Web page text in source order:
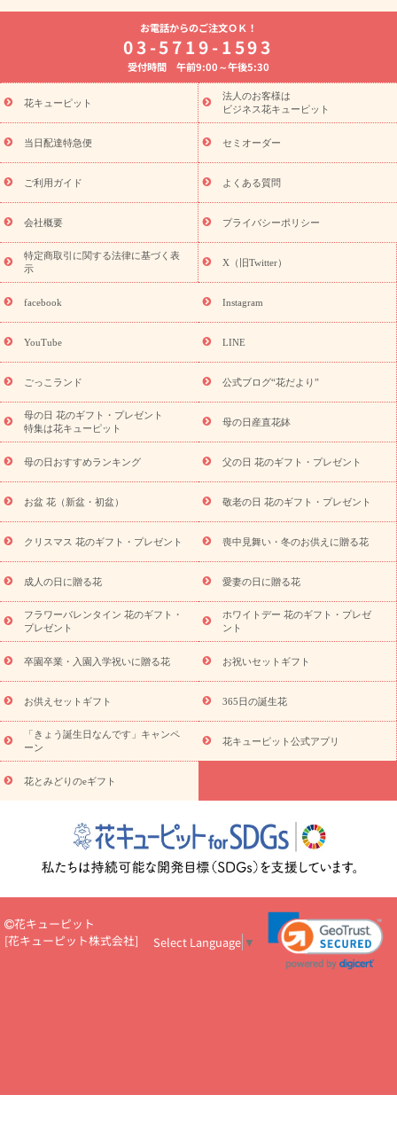
よく贈られる花
お祝いの花特集
誕生日フラワーギフト特集
8月の誕生花(トルコキキョウ)
開店・開業祝い
お供え・お悔やみ お供え・お悔やみの花
通夜・葬儀に贈る花 胡蝶蘭・花鉢
ーブドフラワー
季節のイベント
ひまわり ギフト・プレゼント
特集
お盆 花（新盆・初盆） 季節のイベント
お盆 花（新
盆・初盆）
お盆 花（新盆・初盆）
お盆・お供え 花とセットギ
フト
お盆・お供え プリザーブドフラワー
ひまわり ギフト・プ
レゼント特集
夏の花贈り・お中元・暑中見舞い 花のギフト特集
敬老の日におくる花ギフト・プレゼント特集
花ギフト・プレゼント特集
敬老の日 花のおすすめランキング
敬
老の日 花鉢植えのギフト・プレゼント特集
敬老の日 花とセットギ
フト・プレゼント特集
敬老の日の花 全てのギフト一覧
キャン
ペーン
映画『ウォーターガーディアンズ』コラボキャンペーン
「きょう誕生日なんです」キャンペーン
誕生日の花を探す
誕生日フラワーギフト 誕生日フラワーギフト特集
(トルコキキョウ)
9月の誕生花(リンドウ)
ら探す
お祝いの花特集 当日配達特急便 お祝い商品一覧
念日
結婚祝い 出産祝い 退院祝い・快気祝い
寿祝い
プチギフト ペットのお祝いフラワー
供え・お悔やみ商品一覧
お供え・お悔やみの花
四十九日法要以
お供え プリザーブドフラワー
ペットのお供えフラワー
お盆（新
盆・初盆）
その他 お祝い返し お見舞い
お取り寄せギフト
ビジネス用
ご自宅用 観葉植物 ミディ胡蝶蘭
プリザーブ
ドフラワー
スタイルから探す アレンジメント 花束
スタ
ンド花
お祝い お供え・お悔やみ 胡蝶蘭 胡蝶蘭・花鉢
ディ胡蝶蘭・お祝い
ミディ胡蝶蘭・お供え
世界初の青色胡蝶蘭
観葉植物
観葉植物 産直多肉植物
プリザーブドフラワー
お祝い
お供え・お悔やみ 花とセットギフト
セミオーダー
プチギフト（hanamore -ハナモア-）
花とみどりのeギフト
キューピットのeGfit
カラー ピンク イエローオレンジ
レッ
ド
お花の種類 トルコキキョウ
お祝い お祝い・3000円～ お祝い・4000円～
お祝い・
5000円～
お祝い・7000円～ お祝い・ 10000円～
お供え・お
悔やみ
円～
お供え・お悔やみ・
読み物
いのマナー
定年退職祝いのマナー
お祝いを贈るときのマナー・
花キューピットのお祝いコラム一覧
誕生日のお花を「色
彩心理学」で選ぶ方法
結婚祝いの予算相場
出産祝いお役立ち情
ール
新築引っ越し祝いコラム お祝い花のマナー総まとめ
職
場上司や先輩へ贈るお祝い花の正解は？
開店祝いの花 選び方ガイ
あり)
花キューピット×専門家
CO2排出量削減 / SDGsを考える
お電話からのご注文ＯＫ！
03-5719-1593
受付時間 午前9:00～午後5:30
花キューピット
法人のお客様は
ビジネス花キューピット
当日配達特急便 セミオーダー
ご利用ガイド よくある質問
会社概要 プライバシーポリシー
特定商取引に関する法律に基づく表
示
X（旧Twitter）
facebook Instagram
YouTube LINE
ごっこランド 公式ブログ“花だより”
母の日 花のギフト・プレゼント
特集は花キューピット
母の日産直花鉢
母の日おすすめランキング 父の日 花のギフト・プレゼント
お盆 花（新盆・初盆） 敬老の日 花のギフト・プレゼント
クリスマス 花のギフト・プレゼント 喪中見舞い・冬のお供えに贈る花
成人の日に贈る花 愛妻の日に贈る花
フラワーバレンタイン 花のギフト・
プレゼント
ホワイトデー 花のギフト・プレゼ
ント
卒園卒業・入園入学祝いに贈る花 お祝いセットギフト
お供えセットギフト 365日の誕生花
「きょう誕生日なんです」キャンペ
ーン
花キューピット公式アプリ
花とみどりのeギフト
花キューピット
[花キューピット株式会社] Select Language ▼